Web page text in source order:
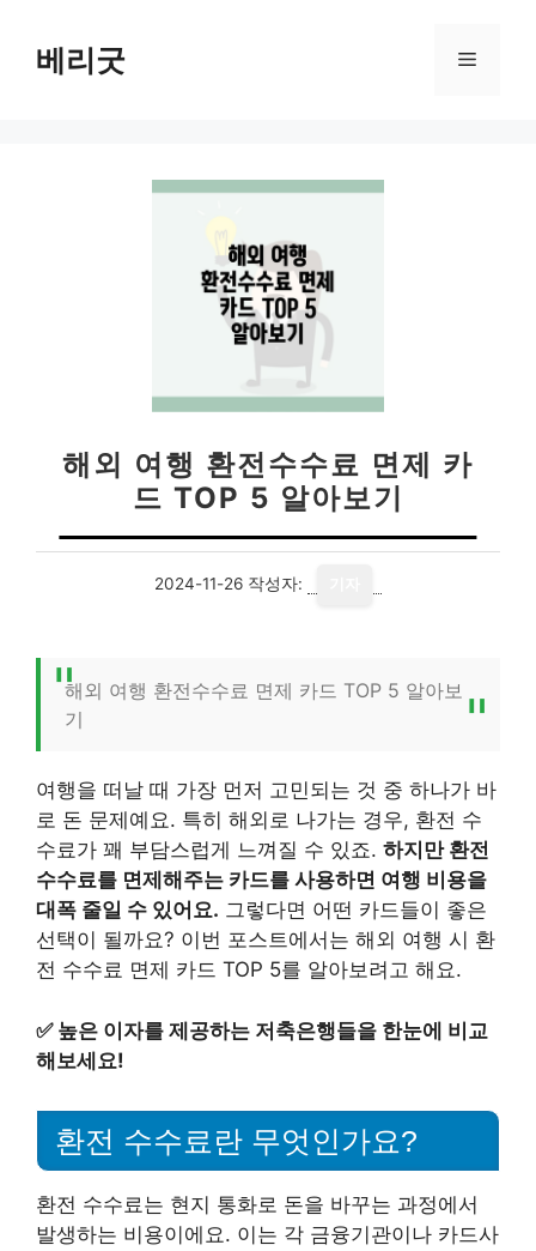
베리굿 메
해외 여행 환전수수료 면제 카
드 TOP 5 알아보기
2024-11-26 작성자:
해외 여행 환전수수료 면제 카드 TOP 5 알아보
기
여행을 떠날 때 가장 먼저 고민되는 것 중 하나가 바
로 돈 문제예요. 특히 해외로 나가는 경우, 환전 수
수료가 꽤 부담스럽게 느껴질 수 있죠. 하지만 환전
수수료를 면제해주는 카드를 사용하면 여행 비용을
대폭 줄일 수 있어요. 그렇다면 어떤 카드들이 좋은
선택이 될까요? 이번 포스트에서는 해외 여행 시 환
전 수수료 면제 카드 TOP 5를 알아보려고 해요.
✅ 높은 이자를 제공하는 저축은행들을 한눈에 비교
해보세요!
환전 수수료란 무엇인가요?
환전 수수료는 현지 통화로 돈을 바꾸는 과정에서
발생하는 비용이에요. 이는 각 금융기관이나 카드사